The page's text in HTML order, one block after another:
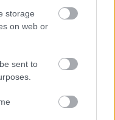
storage
on web or
sent to